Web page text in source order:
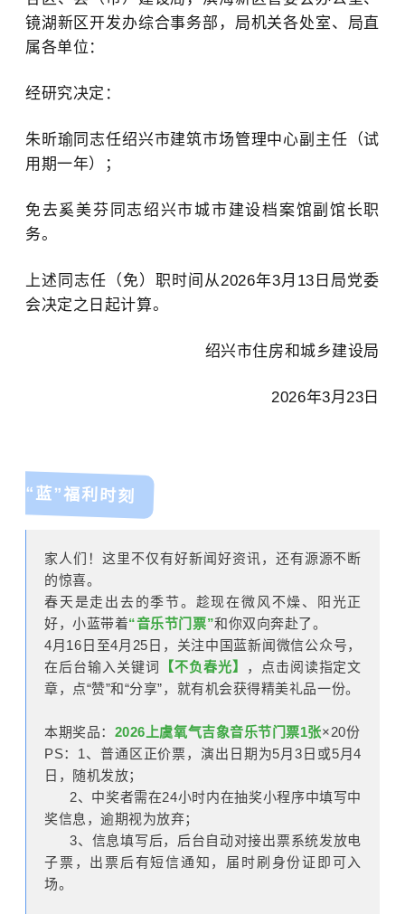
镜湖新区开发办综合事务部，局机关各处室、局直
属各单位：
经研究决定：
朱昕瑜同志任绍兴市建筑市场管理中心副主任（试
用期一年）；
免去奚美芬同志绍兴市城市建设档案馆副馆长职
务。
上述同志任（免）职时间从2026年3月13日局党委
会决定之日起计算。
绍兴市住房和城乡建设局
2026年3月23日
“蓝”福利时刻
家人们！这里不仅有好新闻好资讯，还有源源不断
的惊喜。
春天是走出去的季节。趁现在微风不燥、阳光正
好，小蓝带着“音乐节门票”和你双向奔赴了。
4月16日至4月25日，关注中国蓝新闻微信公众号，
在后台输入关键词
【不负春光】
，点击阅读指定文
章，点“赞”和“分享”，就有机会获得精美礼品一份。
本期奖品： 2026上虞氧气吉象音乐节门票1张×20份
PS：1、普通区正价票，演出日期为5月3日或5月4
日，随机发放；
2、中奖者需在24小时内在抽奖小程序中填写中
奖信息，逾期视为放弃；
3、信息填写后，后台自动对接出票系统发放电
子票，出票后有短信通知，届时刷身份证即可入
场。